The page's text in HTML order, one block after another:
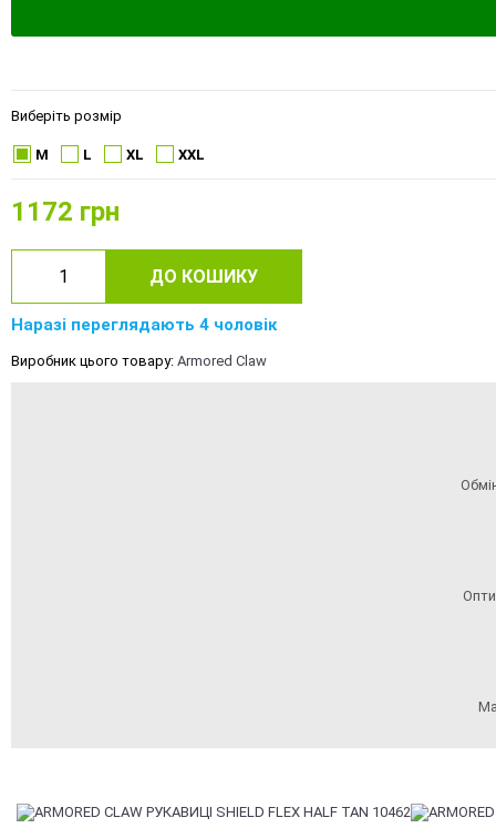
Виберіть розмір
M L XL XXL
1172 грн
ДО КОШИКУ
Наразі переглядають 4 чоловік
Виробник цього товару: Armored Claw